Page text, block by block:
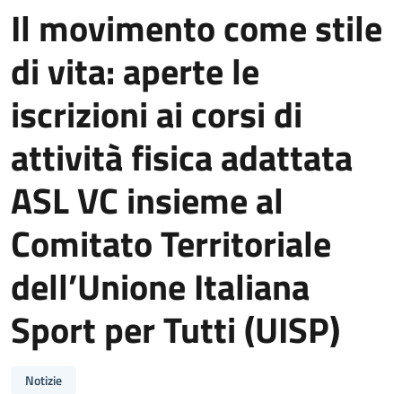
Il movimento come stile
di vita: aperte le
iscrizioni ai corsi di
attività fisica adattata
ASL VC insieme al
Comitato Territoriale
dell’Unione Italiana
Sport per Tutti (UISP)
Notizie